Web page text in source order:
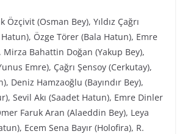
(Osman Bey), Yıldız Çağrı
Özge Törer (Bala Hatun), Emre
Mirza Bahattin Doğan (Yakup Bey),
Emre), Çağrı Şensoy (Cerkutay),
Deniz Hamzaoğlu (Bayındır Bey),
Sevil Akı (Saadet Hatun), Emre Dinler
Faruk Aran (Alaeddin Bey), Leya
Ecem Sena Bayır (Holofira), R.